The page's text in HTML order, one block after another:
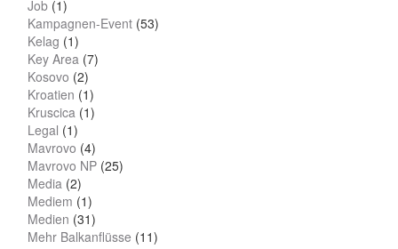
Job (1)
Kampagnen-Event (53)
Kelag (1)
Key Area (7)
Kosovo (2)
Kroatien (1)
Kruscica (1)
Legal (1)
Mavrovo (4)
Mavrovo NP (25)
Media (2)
Mediem (1)
Medien (31)
Mehr Balkanflüsse (11)